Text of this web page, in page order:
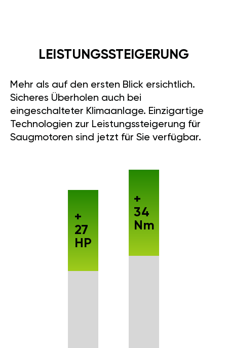
LEISTUNGSSTEIGERUNG
Mehr als auf den ersten Blick ersichtlich.
Sicheres Überholen auch bei
eingeschalteter Klimaanlage. Einzigartige
Technologien zur Leistungssteigerung für
Saugmotoren sind jetzt für Sie verfügbar.
+
27
HP
+
34
Nm